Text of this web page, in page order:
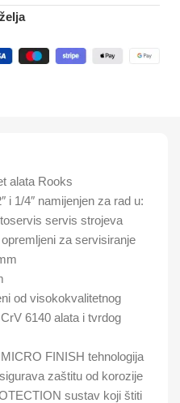
alata Rooks
i 1/4″ namijenjen za rad u:
servis strojeva
za servisiranje
od visokokvalitetnog
6140 alata i tvrdog
FINISH tehnologija
zaštitu od korozije
sustav koji štiti